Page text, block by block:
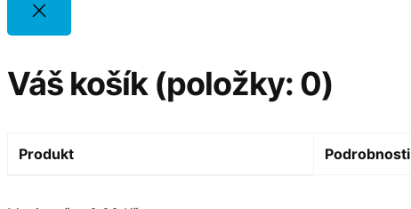
Váš košík (položky: 0)
Produkt Podrobnosti